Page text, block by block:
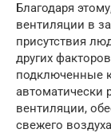
Благодаря
вентиляции в
присутствия
других
подключенные
автоматически
вентиляции,
свежего